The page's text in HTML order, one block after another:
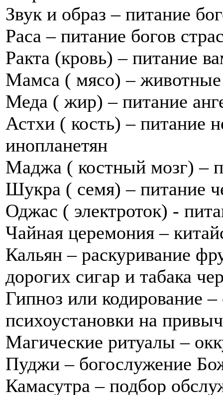
Звук и образ – питание
Раса – питание богов
Ракта (кровь) – питание
Мамса ( мясо) – животные
Меда ( жир) – питание
Астхи ( кость) – питание
инопланетян
Маджа ( костный мозг) –
Шукра ( семя) – питание
Оджас ( электроток) -
Чайная церемония –
Кальян – раскуривание
дорогих сигар и табака
Гипноз или кодирование –
психоустановки на
Магические ритуалы –
Пуджи – богослужение
Камасутра – подбор